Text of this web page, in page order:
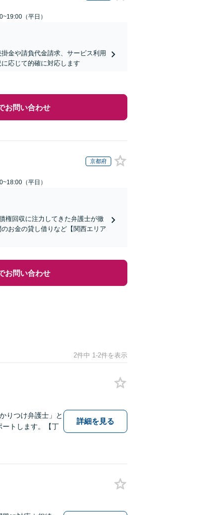
（平日）
金や請負代金請求、サービス利用
応じて的確に対応します
お問い合わせ
京都府
（平日）
権回収に注力してきた弁護士が徹
お金の貸し借りなど【関西エリア
お問い合わせ
2件中 1-2件を表示
りつけ弁護士」と
ートします。【丁
詳細を見る